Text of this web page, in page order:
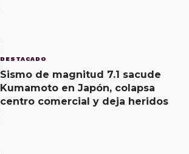
DESTACADO
Sismo de magnitud 7.1 sacude
Kumamoto en Japón, colapsa
centro comercial y deja heridos